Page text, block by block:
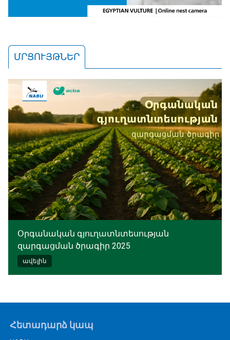
ՄՐՑՈՒՅԹՆԵՐ
Օրգանական գյուղատնտեսության
զարգացման ծրագիր 2025
ավելին
Հետադարձ կապ